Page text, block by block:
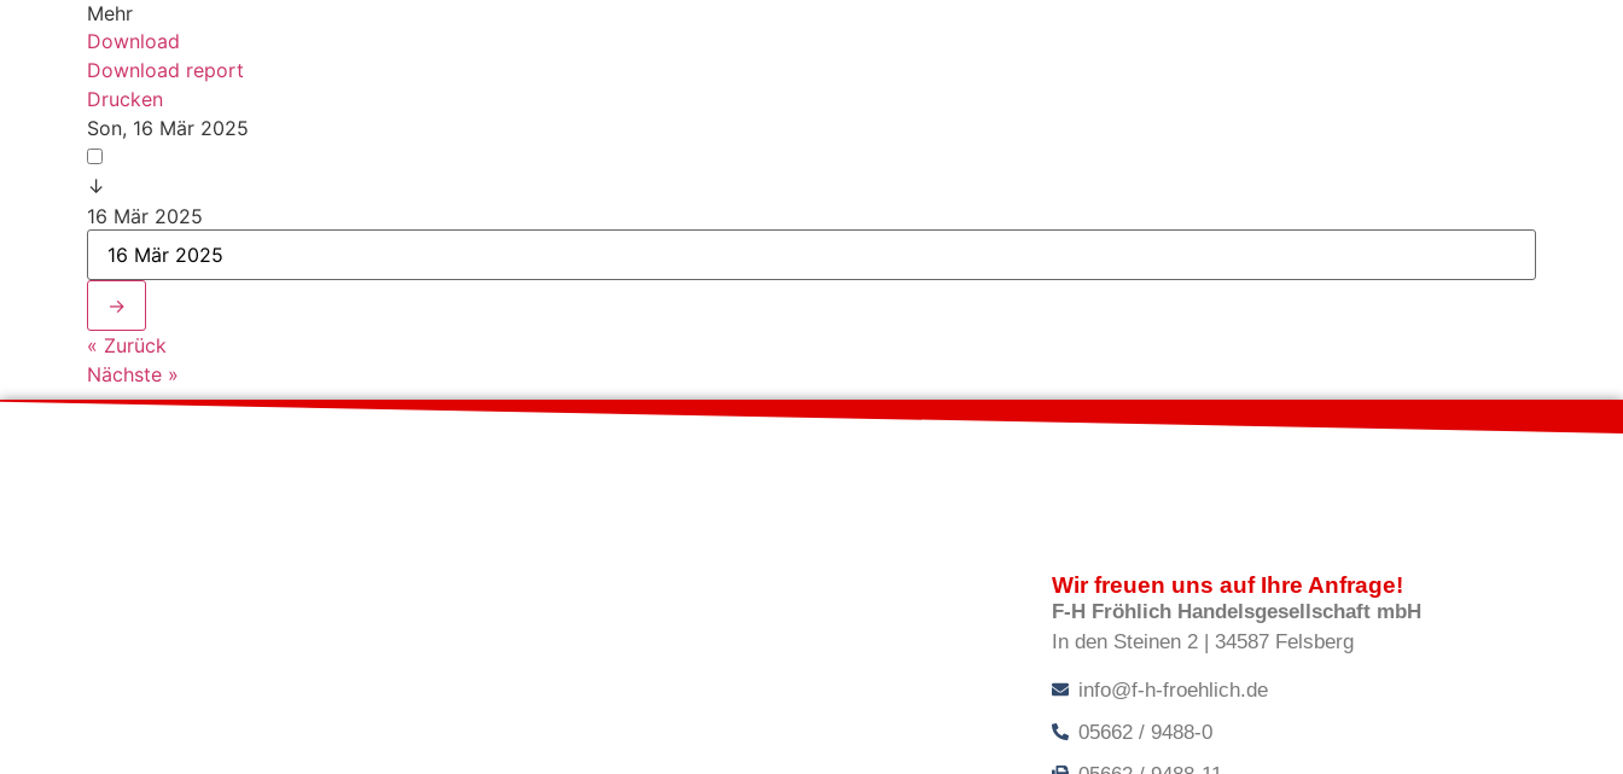
Mehr
Download
Download report
Drucken
Son, 16 Mär 2025
↓
16 Mär 2025
→
« Zurück
Nächste »
Wir freuen uns auf Ihre Anfrage!
F-H Fröhlich Handelsgesellschaft mbH
In den Steinen 2 | 34587 Felsberg
info@f-h-froehlich.de
05662 / 9488-0